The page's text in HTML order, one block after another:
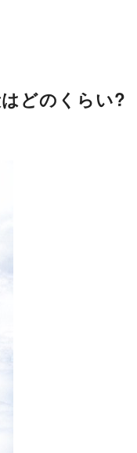
どのくらい?